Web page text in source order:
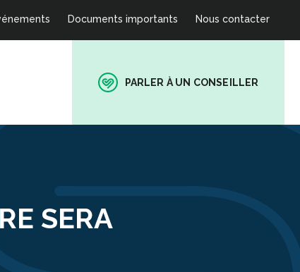
Documents importants Nous contacter
PARLER À UN CONSEILLER
SERA